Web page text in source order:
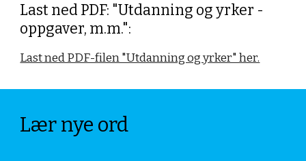
Last ned PDF: "Utdanning og yrker -
oppgaver, m.m.":
Last ned PDF-filen "Utdanning og yrker" her.
Lær nye ord